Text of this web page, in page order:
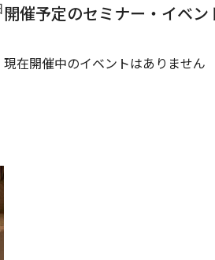
開催予定のセミナー・イベン
現在開催中のイベントはありません